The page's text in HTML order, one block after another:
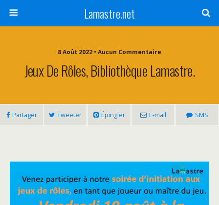
Lamastre.net
8 Août 2022 • Aucun Commentaire
Jeux De Rôles, Bibliothèque Lamastre.
Partager Tweeter Épingler E-mail SMS